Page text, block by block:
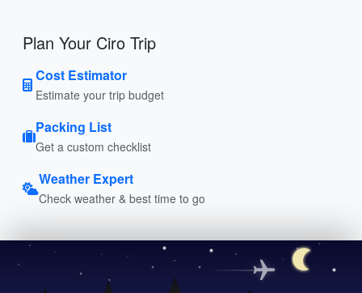
Plan Your Ciro Trip
Cost Estimator
Estimate your trip budget
Packing List
Get a custom checklist
Weather Expert
Check weather & best time to go